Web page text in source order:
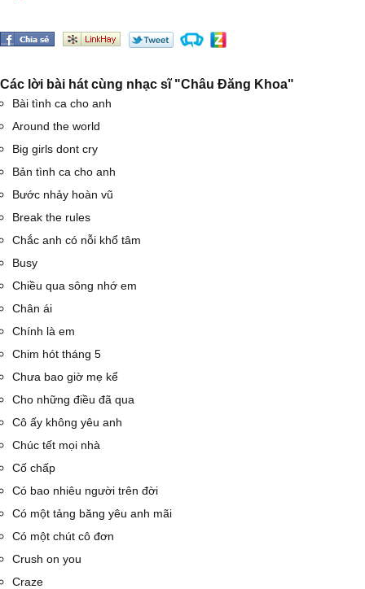
Các lời bài hát cùng nhạc sĩ "Châu Đăng Khoa"
Bài tình ca cho anh
Around the world
Big girls dont cry
Bản tình ca cho anh
Bước nhảy hoàn vũ
Break the rules
Chắc anh có nỗi khổ tâm
Busy
Chiều qua sông nhớ em
Chân ái
Chính là em
Chim hót tháng 5
Chưa bao giờ mẹ kể
Cho những điều đã qua
Cô ấy không yêu anh
Chúc tết mọi nhà
Cố chấp
Có bao nhiêu người trên đời
Có một tảng băng yêu anh mãi
Có một chút cô đơn
Crush on you
Craze